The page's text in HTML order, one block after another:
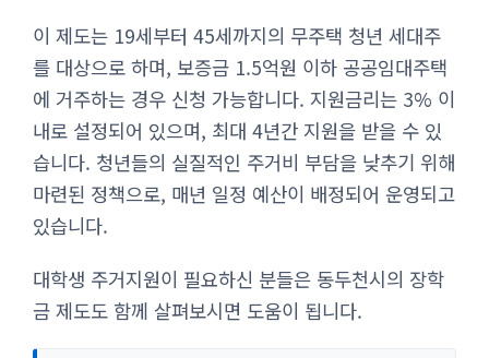
이 제도는 19세부터 45세까지의 무주택 청년 세대주
를 대상으로 하며, 보증금 1.5억원 이하 공공임대주택
에 거주하는 경우 신청 가능합니다. 지원금리는 3% 이
내로 설정되어 있으며, 최대 4년간 지원을 받을 수 있
습니다. 청년들의 실질적인 주거비 부담을 낮추기 위해
마련된 정책으로, 매년 일정 예산이 배정되어 운영되고
있습니다.
대학생 주거지원이 필요하신 분들은 동두천시의 장학
금 제도도 함께 살펴보시면 도움이 됩니다.